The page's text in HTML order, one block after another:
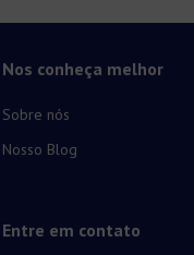
Nos conheça melhor
Sobre nós
Nosso Blog
Entre em contato